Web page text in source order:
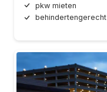
pkw mieten
behindertengerecht